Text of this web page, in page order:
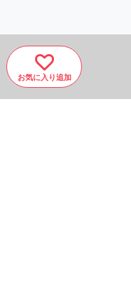
お気に入り追加